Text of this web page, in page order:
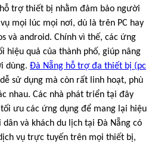
trợ thiết bị nhằm đảm bảo người
mọi lúc mọi nơi, dù là trên PC hay
và android. Chính vì thế, các ứng
hiệu quả của thành phố, giúp nâng
dùng. Đà Nẵng hỗ trợ đa thiết bị (pc
sử dụng mà còn rất linh hoạt, phù
nhau. Các nhà phát triển tại đây
ưu các ứng dụng để mang lại hiệu
và khách du lịch tại Đà Nẵng có
vụ trực tuyến trên mọi thiết bị,